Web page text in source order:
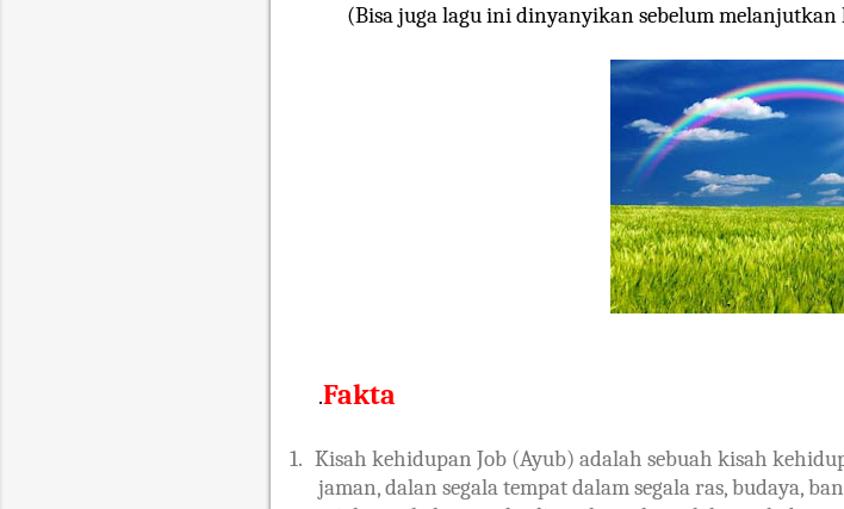
(Bisa juga lagu ini dinyanyikan sebelum
.Fakta
1. Kisah kehidupan Job (Ayub) adalah sebuah kisah
jaman, dalan segala tempat dalam segala ras, budaya,